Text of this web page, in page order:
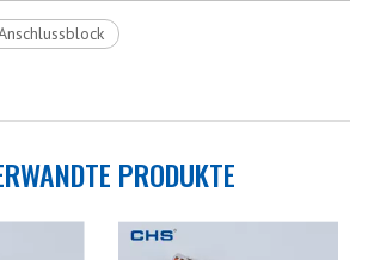
PRODUKTE